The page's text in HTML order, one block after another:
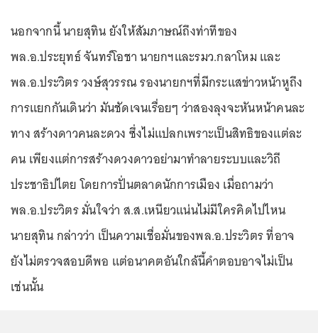
นอกจากนี้ นายสุทิน ยังให้สัมภาษณ์ถึงท่าทีของ
พล.อ.ประยุทธ์ จันทร์โอชา นายกฯและรมว.กลาโหม และ
พล.อ.ประวิตร วงษ์สุวรรณ รองนายกฯที่มีกระแสข่าวหน้าหูถึง
การแยกกันเดินว่า มันชัดเจนเรื่อยๆ ว่าสองลุงจะหันหน้าคนละ
ทาง สร้างดาวคนละดวง ซึ่งไม่แปลกเพราะเป็นสิทธิของแต่ละ
คน เพียงแต่การสร้างดวงดาวอย่ามาทำลายระบบและวิถี
ประชาธิปไตย โดยการปั่นตลาดนักการเมือง เมื่อถามว่า
พล.อ.ประวิตร มั่นใจว่า ส.ส.เหนียวแน่นไม่มีใครคิดไปไหน
นายสุทิน กล่าวว่า เป็นความเชื่อมั่นของพล.อ.ประวิตร ที่อาจ
ยังไม่ตรวจสอบดีพอ แต่อนาคตอันใกล้นี้คำตอบอาจไม่เป็น
เช่นนั้น